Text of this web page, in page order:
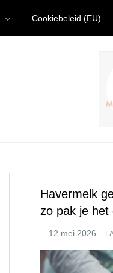
Cookiebeleid (EU)
Havermelk
zo pak je het